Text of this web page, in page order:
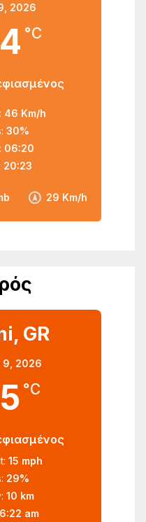
2026
°C
29 Km/h
46 Km/h
30%
06:20
20:23
GR
9, 2026
°C
15 mph
29%
10 km
6:22 am